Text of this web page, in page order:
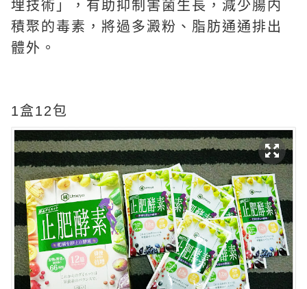
埋技術」，有助抑制害菌生長，減少腸内
積聚的毒素，將過多澱粉、脂肪通通排出
體外。
1盒12包